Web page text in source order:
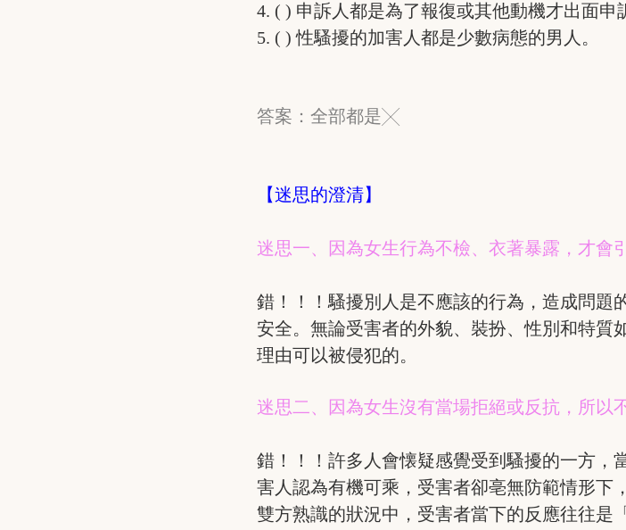
4. ( ) 申訴人都是為了報復或其他動機才出面申
5. ( ) 性騷擾的加害人都是少數病態的男人。
答案：全部都是╳
【迷思的澄清】
迷思一、因為女生行為不檢、衣著暴露，才會
錯！！！騷擾別人是不應該的行為，造成問題
安全。無論受害者的外貌、裝扮、性別和特質
理由可以被侵犯的。
迷思二、因為女生沒有當場拒絕或反抗，所以
錯！！！許多人會懐疑感覺受到騷擾的一方，
害人認為有機可乘，受害者卻亳無防範情形下
雙方熟識的狀況中，受害者當下的反應往往是